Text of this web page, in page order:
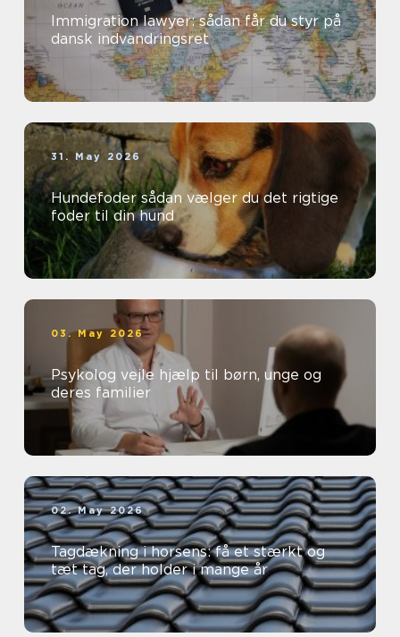
Immigration lawyer: sådan får du styr på
dansk indvandringsret
31. May 2026
Hundefoder sådan vælger du det rigtige
foder til din hund
03. May 2026
Psykolog vejle hjælp til børn, unge og
deres familier
02. May 2026
Tagdækning i horsens: få et stærkt og
tæt tag, der holder i mange år